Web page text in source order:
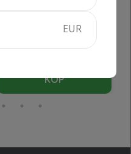
Ramón Bilbao Gran
75 cl 14%
KÖP
EUR